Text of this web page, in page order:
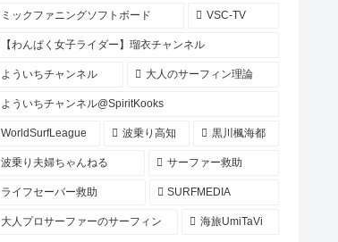
ミックファニングソフトボード VSC-TV
【わんぱく女子ライダー】瑠衣チャンネル
よういちチャンネル 大人のサーフィン理論
よういちチャンネル@SpiritKooks
WorldSurfLeague 波乗り高知 黒川楓海都
波乗り夫婦ちゃんねる サーファー救助
ライフセーバー救助 SURFMEDIA
大人プロサーファーのサーフィン 海旅UmiTaVi